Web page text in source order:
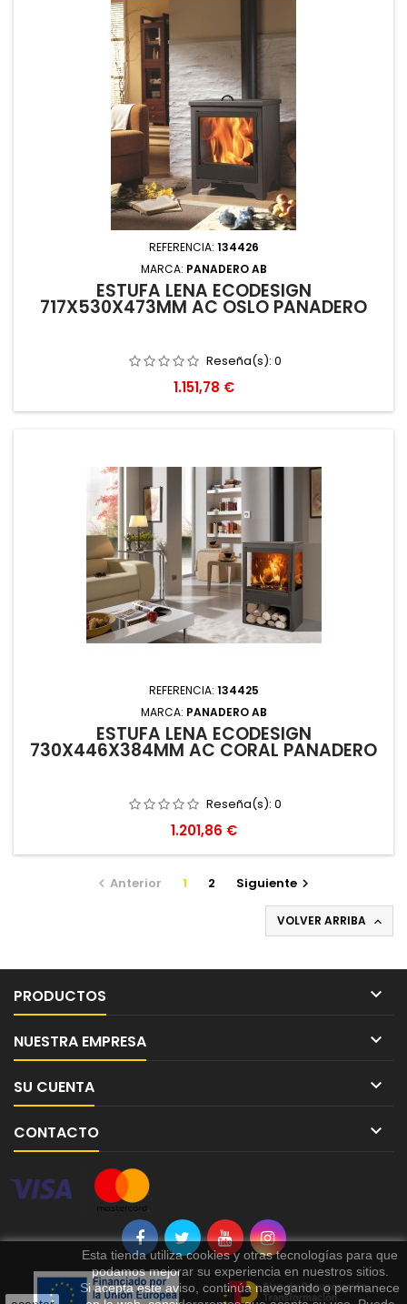
REFERENCIA: 134426
MARCA: PANADERO AB
ESTUFA LEÑA ECODESIGN
717X530X473MM AC OSLO PANADERO
Reseña(s): 0
Precio
1.151,78 €
REFERENCIA: 134425
MARCA: PANADERO AB
ESTUFA LEÑA ECODESIGN
730X446X384MM AC CORAL PANADERO
Reseña(s): 0
Precio
1.201,86 €
 Anterior 1 2 Siguiente 
VOLVER ARRIBA 
PRODUCTOS 
NUESTRA EMPRESA 
SU CUENTA 
CONTACTO 
Esta tienda utiliza cookies y otras tecnologías para que
podamos mejorar su experiencia en nuestros sitios.
Si acepta este aviso, continúa navegando o permanece